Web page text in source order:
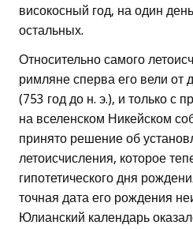
високосный год, на один
остальных.
Относительно самого
римляне сперва его вели от
(753 год до н. э.), и только с
на вселенском Никейском
принято решение об
летоисчисления, которое
гипотетического дня
точная дата его рождения
Юлианский календарь